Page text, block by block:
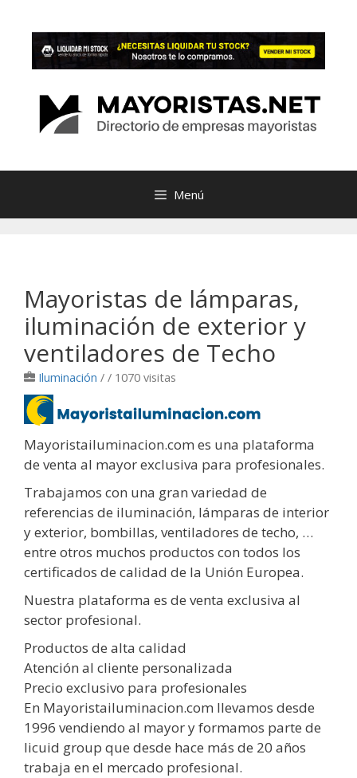
contenido
Menú
Mayoristas de lámparas,
iluminación de exterior y
ventiladores de Techo
Iluminación / / 1070 visitas
Mayoristailuminacion.com es una plataforma
de venta al mayor exclusiva para profesionales.
Trabajamos con una gran variedad de
referencias de iluminación, lámparas de interior
y exterior, bombillas, ventiladores de techo, …
entre otros muchos productos con todos los
certificados de calidad de la Unión Europea.
Nuestra plataforma es de venta exclusiva al
sector profesional.
Productos de alta calidad
Atención al cliente personalizada
Precio exclusivo para profesionales
En Mayoristailuminacion.com llevamos desde
1996 vendiendo al mayor y formamos parte de
licuid group que desde hace más de 20 años
trabaja en el mercado profesional.